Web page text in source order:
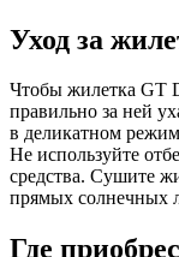
Уход за
Чтобы жилетка GT
правильно за ней
в деликатном
Не используйте
средства. Сушите
прямых солнечных
Где